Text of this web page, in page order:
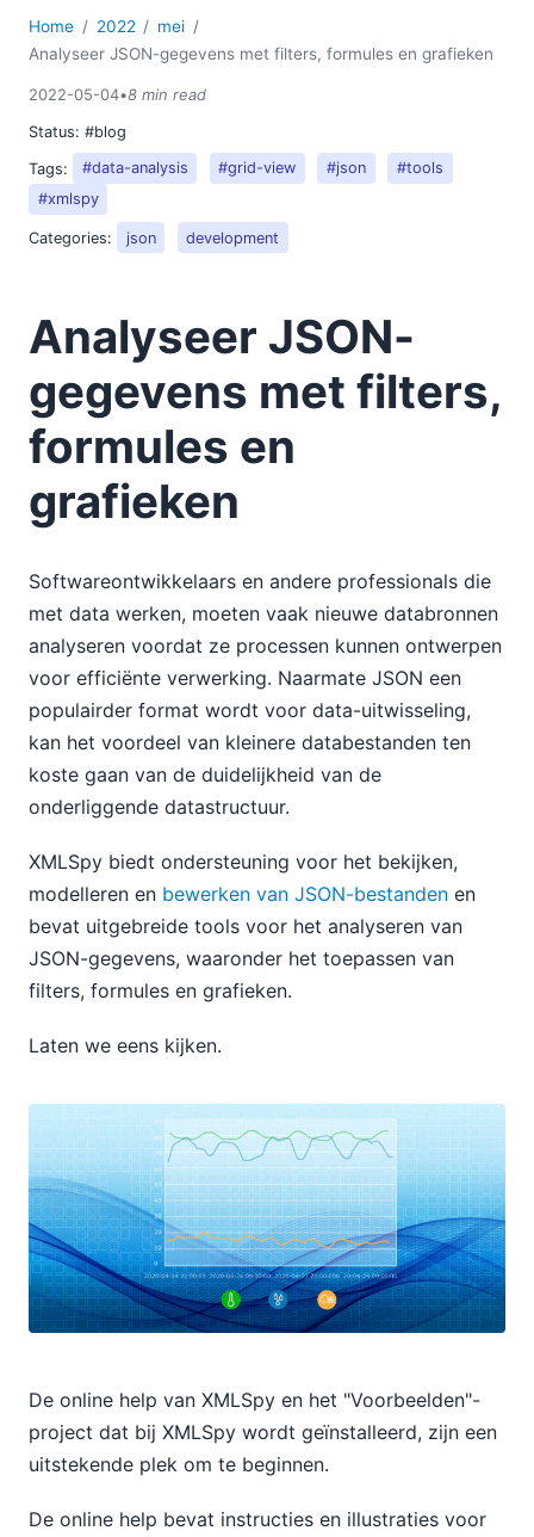
Home 2022
mei
Analyseer JSON-gegevens met filters, formules en grafieken
2022-05-04•8 min read
Status: #blog
Tags:
#data-analysis #grid-view #json
#tools
#xmlspy
Categories: json development
Analyseer JSON-
gegevens met filters,
formules en
grafieken
Softwareontwikkelaars en andere professionals die
met data werken, moeten vaak nieuwe databronnen
analyseren voordat ze processen kunnen ontwerpen
voor efficiënte verwerking. Naarmate JSON een
populairder format wordt voor data-uitwisseling,
kan het voordeel van kleinere databestanden ten
koste gaan van de duidelijkheid van de
onderliggende datastructuur.
XMLSpy biedt ondersteuning voor het bekijken,
modelleren en bewerken van JSON-bestanden en
bevat uitgebreide tools voor het analyseren van
JSON-gegevens, waaronder het toepassen van
filters, formules en grafieken.
Laten we eens kijken.
De online help van XMLSpy en het "Voorbeelden"-
project dat bij XMLSpy wordt geïnstalleerd, zijn een
uitstekende plek om te beginnen.
De online help bevat instructies en illustraties voor